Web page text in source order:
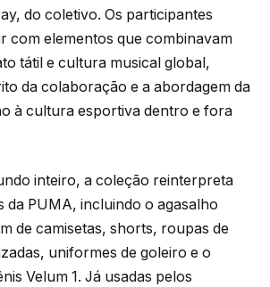
do coletivo. Os participantes
com elementos que combinavam
tátil e cultura musical global,
da colaboração e a abordagem da
à cultura esportiva dentro e fora
inteiro, a coleção reinterpreta
da PUMA, incluindo o agasalho
de camisetas, shorts, roupas de
uniformes de goleiro e o
Velum 1. Já usadas pelos